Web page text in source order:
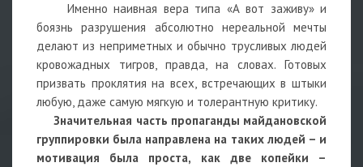
Именно наивная вера типа «А вот заживу» и
боязнь разрушения абсолютно нереальной мечты
делают из неприметных и обычно трусливых людей
кровожадных тигров, правда, на словах. Готовых
призвать проклятия на всех, встречающих в штыки
любую, даже самую мягкую и толерантную критику.
Значительная часть пропаганды майдановской
группировки была направлена на таких людей – и
мотивация была проста, как две копейки –